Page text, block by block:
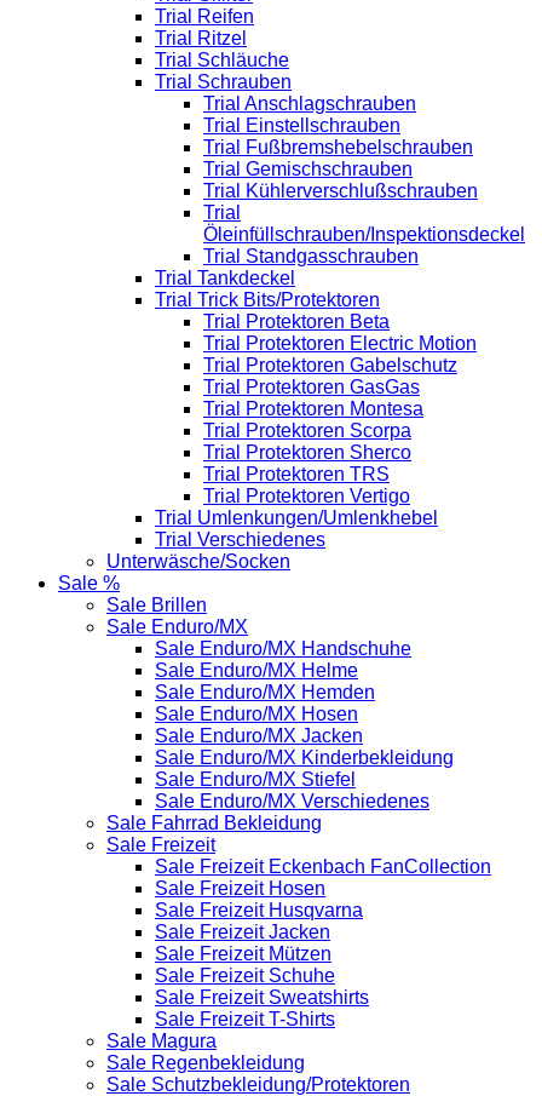
Trial Reifen
Trial Ritzel
Trial Schläuche
Trial Schrauben
Trial Anschlagschrauben
Trial Einstellschrauben
Trial Fußbremshebelschrauben
Trial Gemischschrauben
Trial Kühlerverschlußschrauben
Trial
Öleinfüllschrauben/Inspektionsdeckel
Trial Standgasschrauben
Trial Tankdeckel
Trial Trick Bits/Protektoren
Trial Protektoren Beta
Trial Protektoren Electric Motion
Trial Protektoren Gabelschutz
Trial Protektoren GasGas
Trial Protektoren Montesa
Trial Protektoren Scorpa
Trial Protektoren Sherco
Trial Protektoren TRS
Trial Protektoren Vertigo
Trial Umlenkungen/Umlenkhebel
Trial Verschiedenes
Unterwäsche/Socken
Sale %
Sale Brillen
Sale Enduro/MX
Sale Enduro/MX Handschuhe
Sale Enduro/MX Helme
Sale Enduro/MX Hemden
Sale Enduro/MX Hosen
Sale Enduro/MX Jacken
Sale Enduro/MX Kinderbekleidung
Sale Enduro/MX Stiefel
Sale Enduro/MX Verschiedenes
Sale Fahrrad Bekleidung
Sale Freizeit
Sale Freizeit Eckenbach FanCollection
Sale Freizeit Hosen
Sale Freizeit Husqvarna
Sale Freizeit Jacken
Sale Freizeit Mützen
Sale Freizeit Schuhe
Sale Freizeit Sweatshirts
Sale Freizeit T-Shirts
Sale Magura
Sale Regenbekleidung
Sale Schutzbekleidung/Protektoren